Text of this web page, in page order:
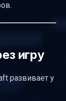
игру
развивает у